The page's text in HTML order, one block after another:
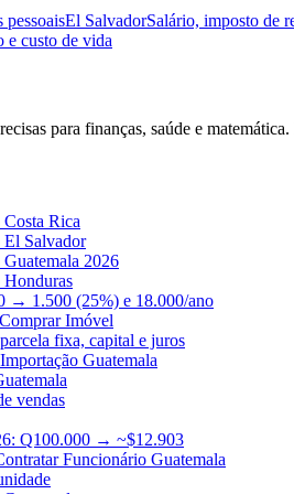
pessoaisEl SalvadorSalário, imposto de
e custo de vida
para finanças, saúde e
Rica
Salvador
2026
→ 1.500 (25%) e 18.000/ano
Imóvel
fixa, capital e juros
Guatemala
vendas
Q100.000 → ~$12.903
Funcionário Guatemala